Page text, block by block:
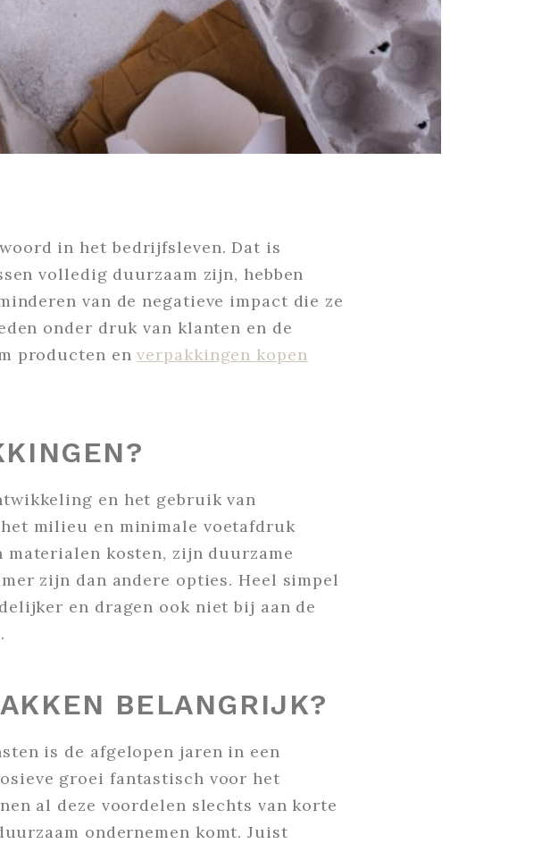
in het bedrijfsleven. Dat is
volledig duurzaam zijn, hebben
van de negatieve impact die ze
onder druk van klanten en de
producten enverpakkingen kopen
en het gebruik van
milieu en minimale voetafdruk
materialen kosten, zijn duurzame
zijn dan andere opties. Heel simpel
en dragen ook niet bij aan de
BELANGRIJK?
is de afgelopen jaren in een
groei fantastisch voor het
al deze voordelen slechts van korte
ondernemen komt. Juist